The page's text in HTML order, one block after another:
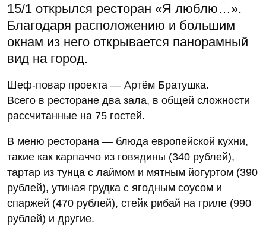
15/1 открылся ресторан «Я люблю…».
Благодаря расположению и большим
окнам из него открывается панорамный
вид на город.
Шеф-повар проекта — Артём Братушка.
Всего в ресторане два зала, в общей сложности
рассчитанные на 75 гостей.
В меню ресторана — блюда европейской кухни,
такие как карпаччо из говядины (340 рублей),
тартар из тунца с лаймом и мятным йогуртом (390
рублей), утиная грудка с ягодным соусом и
спаржей (470 рублей), стейк рибай на гриле (990
рублей) и другие.